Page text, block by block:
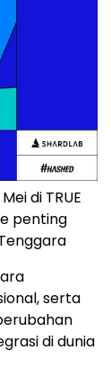
di TRUE
penting
serta
di dunia